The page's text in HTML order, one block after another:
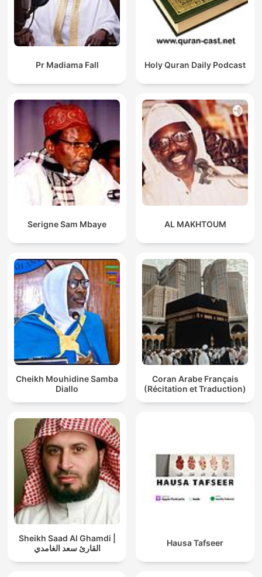
Pr Madiama Fall Holy Quran Daily Podcast
Serigne Sam Mbaye AL MAKHTOUM
Cheikh Mouhidine Samba
Diallo
Coran Arabe Français
(Récitation et Traduction)
Sheikh Saad Al Ghamdi |
القارئ سعد الغامدي
Hausa Tafseer